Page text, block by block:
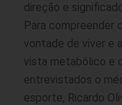
direção e
Para compreender
vontade de viver e
vista metabólico e
entrevistados o
esporte, Ricardo